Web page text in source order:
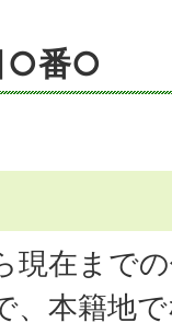
○番○
現在まで
、本籍地